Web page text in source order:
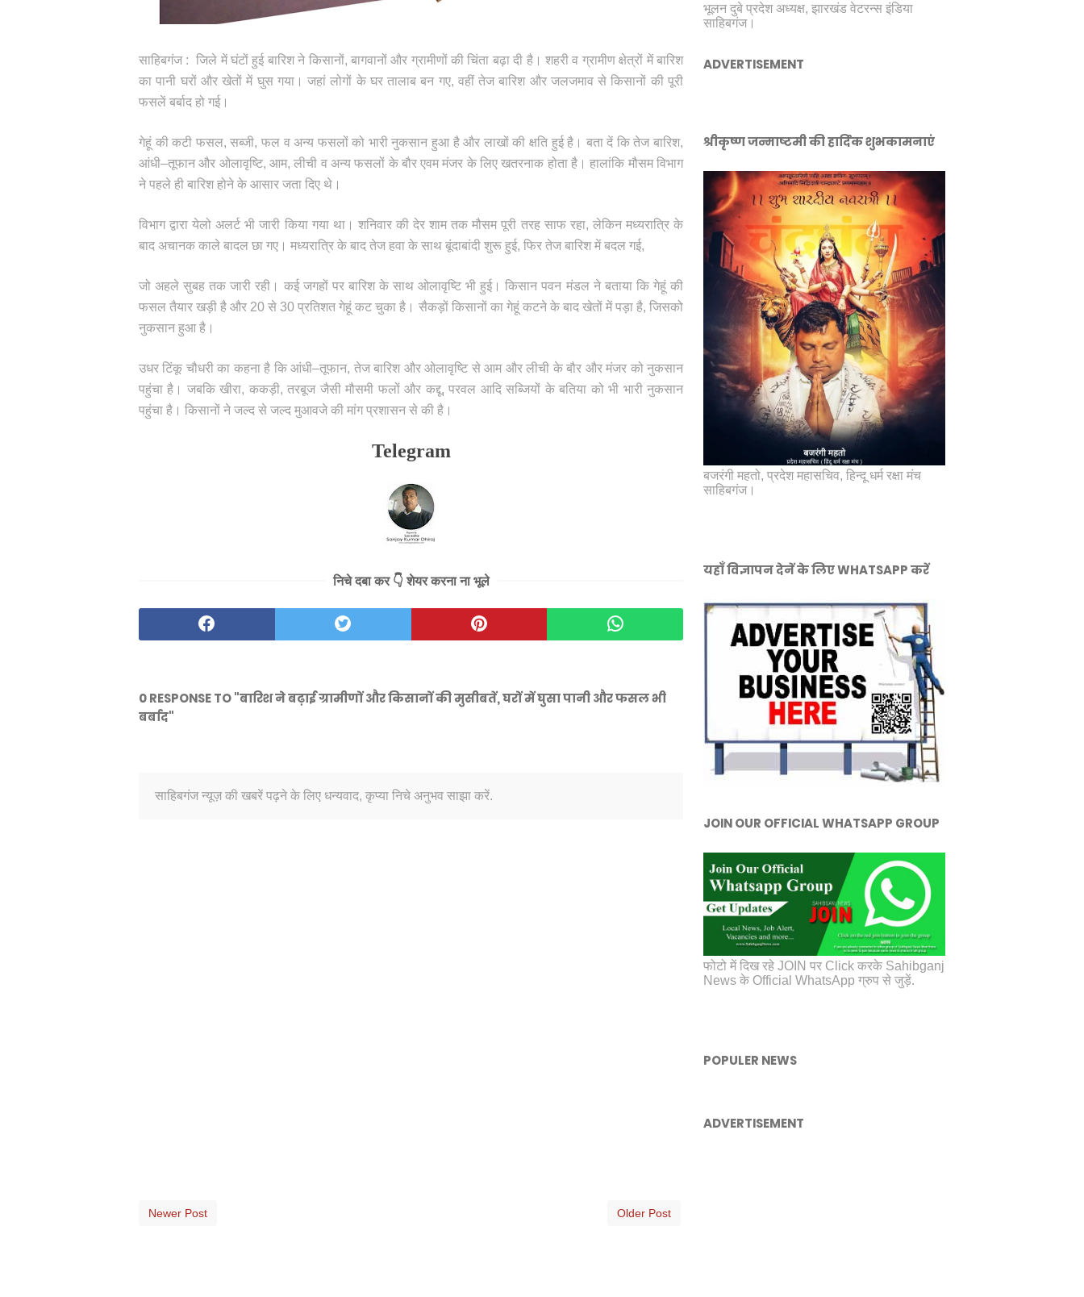
साहिबगंज : जिले में घंटों हुई बारिश ने किसानों, बागवानों और ग्रामीणों की चिंता बढ़ा दी है। शहरी व ग्रामीण क्षेत्रों में बारिश
का पानी घरों और खेतों में घुस गया। जहां लोगों के घर तालाब बन गए, वहीं तेज बारिश और जलजमाव से किसानों की पूरी
फसलें बर्बाद हो गई।
गेहूं की कटी फसल, सब्जी, फल व अन्य फसलों को भारी नुकसान हुआ है और लाखों की क्षति हुई है। बता दें कि तेज बारिश,
आंधी–तूफान और ओलावृष्टि, आम, लीची व अन्य फसलों के बौर एवम मंजर के लिए खतरनाक होता है। हालांकि मौसम विभाग
ने पहले ही बारिश होने के आसार जता दिए थे।
विभाग द्वारा येलो अलर्ट भी जारी किया गया था। शनिवार की देर शाम तक मौसम पूरी तरह साफ रहा, लेकिन मध्यरात्रि के
बाद अचानक काले बादल छा गए। मध्यरात्रि के बाद तेज हवा के साथ बूंदाबांदी शुरू हुई, फिर तेज बारिश में बदल गई,
जो अहले सुबह तक जारी रही। कई जगहों पर बारिश के साथ ओलावृष्टि भी हुई। किसान पवन मंडल ने बताया कि गेहूं की
फसल तैयार खड़ी है और 20 से 30 प्रतिशत गेहूं कट चुका है। सैकड़ों किसानों का गेहूं कटने के बाद खेतों में पड़ा है, जिसको
नुकसान हुआ है।
उधर टिंकू चौधरी का कहना है कि आंधी–तूफान, तेज बारिश और ओलावृष्टि से आम और लीची के बौर और मंजर को नुकसान
पहुंचा है। जबकि खीरा, ककड़ी, तरबूज जैसी मौसमी फलों और कद्दू, परवल आदि सब्जियों के बतिया को भी भारी नुकसान
पहुंचा है। किसानों ने जल्द से जल्द मुआवजे की मांग प्रशासन से की है।
Telegram
निचे दबा कर 👇 शेयर करना ना भूले
0 RESPONSE TO "बारिश ने बढ़ाई ग्रामीणों और किसानों की मुसीबतें, घरों में घुसा पानी और फसल भी
बर्बाद"
साहिबगंज न्यूज़ की खबरें पढ़ने के लिए धन्यवाद, कृप्या निचे अनुभव साझा करें.
Newer Post Older Post
भूलन दुबे प्रदेश अध्यक्ष, झारखंड वेटरन्स इंडिया
साहिबगंज।
ADVERTISEMENT
श्रीकृष्ण जन्माष्टमी की हार्दिक शुभकामनाएं
बजरंगी महतो, प्रदेश महासचिव, हिन्दू धर्म रक्षा मंच
साहिबगंज।
यहाँ विज्ञापन देनें के लिए WHATSAPP करें
JOIN OUR OFFICIAL WHATSAPP GROUP
फोटो में दिख रहे JOIN पर Click करके Sahibganj
News के Official WhatsApp ग्रुप से जुड़ें.
POPULER NEWS
ADVERTISEMENT